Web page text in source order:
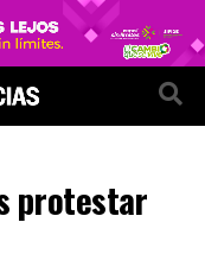
protestar